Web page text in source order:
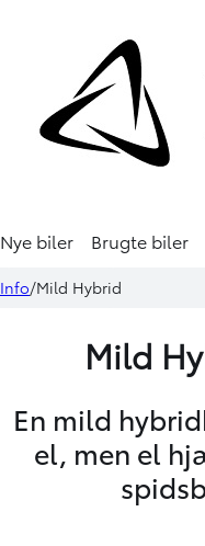
Nye biler Brugte biler
Info Mild Hybrid
Mild
En mild
el, men el